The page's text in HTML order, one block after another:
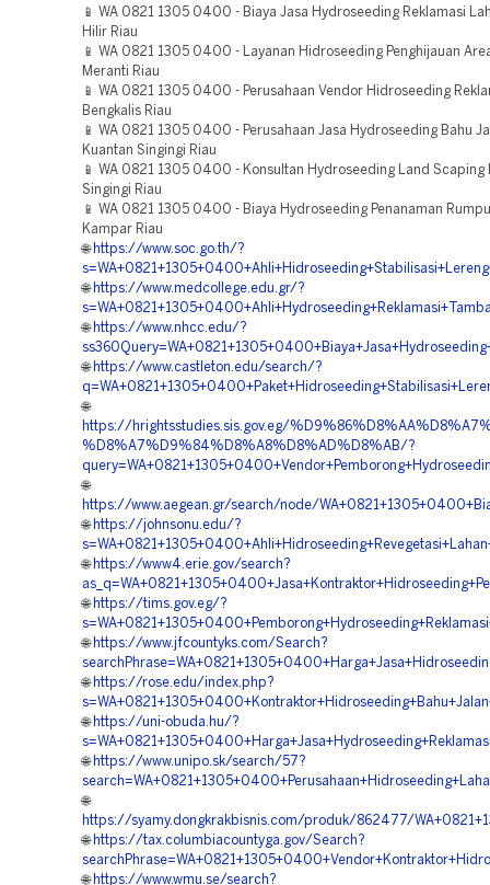
📱 WA 0821 1305 0400 - Biaya Jasa Hydroseeding Reklamasi
Hilir Riau
📱 WA 0821 1305 0400 - Layanan Hidroseeding Penghijauan
Meranti Riau
📱 WA 0821 1305 0400 - Perusahaan Vendor Hidroseeding
Bengkalis Riau
📱 WA 0821 1305 0400 - Perusahaan Jasa Hydroseeding Bahu
Kuantan Singingi Riau
📱 WA 0821 1305 0400 - Konsultan Hydroseeding Land Scaping
Singingi Riau
📱 WA 0821 1305 0400 - Biaya Hydroseeding Penanaman
Kampar Riau
🌐 https://www.soc.go.th/?
🌐 https://www.medcollege.edu.gr/?
🌐 https://www.nhcc.edu/?
🌐 https://www.castleton.edu/search/?
🌐
https://hrightsstudies.sis.gov.eg/
%D8%A7%D9%84%D8%A8%D8%AD%D8%AB/?
🌐
https://www.aegean.gr/search/node/
🌐 https://johnsonu.edu/?
🌐 https://www4.erie.gov/search?
🌐 https://tims.gov.eg/?
🌐 https://www.jfcountyks.com/Search?
🌐 https://rose.edu/index.php?
🌐 https://uni-obuda.hu/?
🌐 https://www.unipo.sk/search/57?
🌐
https://syamy.dongkrakbisnis.com/produk/862477/
🌐 https://tax.columbiacountyga.gov/Search?
🌐 https://www.wmu.se/search?